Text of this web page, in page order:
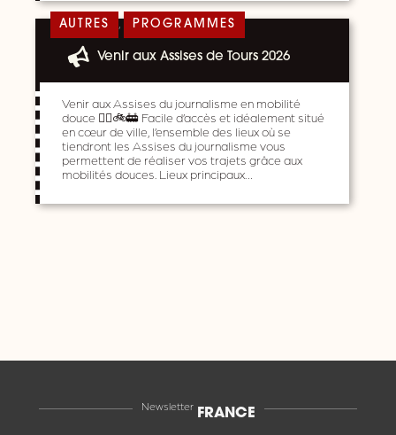
AUTRES , PROGRAMMES
Venir aux Assises de Tours 2026
Venir aux Assises du journalisme en mobilité
douce 🚶‍♀️🚲🚋 Facile d’accès et idéalement situé
en cœur de ville, l’ensemble des lieux où se
tiendront les Assises du journalisme vous
permettent de réaliser vos trajets grâce aux
mobilités douces. Lieux principaux…
Newsletter
FRANCE